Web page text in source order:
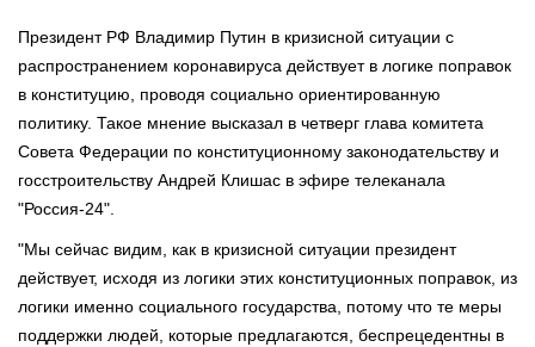
Президент РФ Владимир Путин в кризисной ситуации с
распространением коронавируса действует в логике поправок
в конституцию, проводя социально ориентированную
политику. Такое мнение высказал в четверг глава комитета
Совета Федерации по конституционному законодательству и
госстроительству Андрей Клишас в эфире телеканала
"Россия-24".
"Мы сейчас видим, как в кризисной ситуации президент
действует, исходя из логики этих конституционных поправок, из
логики именно социального государства, потому что те меры
поддержки людей, которые предлагаются, беспрецедентны в